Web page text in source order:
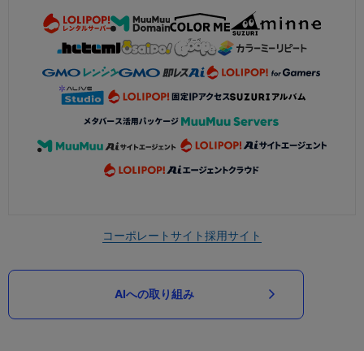
コーポレートサイト採用サイト
AIへの取り組み